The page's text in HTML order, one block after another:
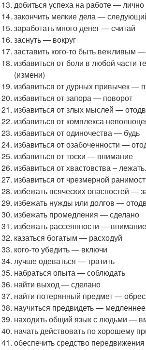
добиться успеха на работе — лично
закончить мелкие дела —
заработать много денег — считай
заснуть — вокруг
заставить кого-то быть вежливым
избавиться от боли в любой части
(измени)
избавиться от дурных привычек —
избавиться от запора — поворот
избавиться от злых мыслей —
избавиться от комплекса
избавиться от одиночества — будь
избавиться от озабоченности —
избавиться от тоски — внимание
избавиться от хвастовства – лежать.
избавиться от чрезмерной
избежать всяческих опасностей —
избежать нужды или долгов —
избежать промедления — сделано
избежать рассеянности — внимание
казаться богатым — расходуй
кого-то убедить — включи
лучше одеваться — тратить
набраться опыта — соблюдать
найти выход — сделано
найти потерянный предмет —
научиться предвидеть — медленнее
находить общий язык с людьми —
начать действовать по хорошему
обеспечить средство